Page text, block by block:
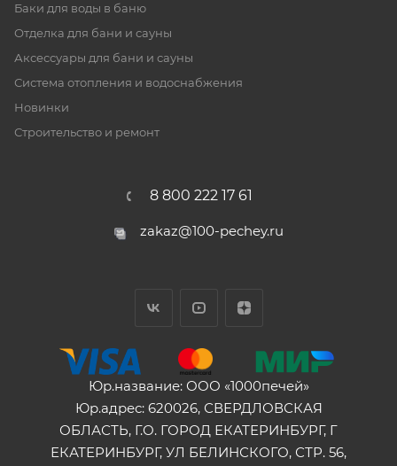
Баки для воды в баню
Отделка для бани и сауны
Аксессуары для бани и сауны
Система отопления и водоснабжения
Новинки
Строительство и ремонт
8 800 222 17 61
zakaz@100-pechey.ru
Юр.название: ООО «1000печей»
Юр.адрес: 620026, СВЕРДЛОВСКАЯ
ОБЛАСТЬ, Г.О. ГОРОД ЕКАТЕРИНБУРГ, Г
ЕКАТЕРИНБУРГ, УЛ БЕЛИНСКОГО, СТР. 56,